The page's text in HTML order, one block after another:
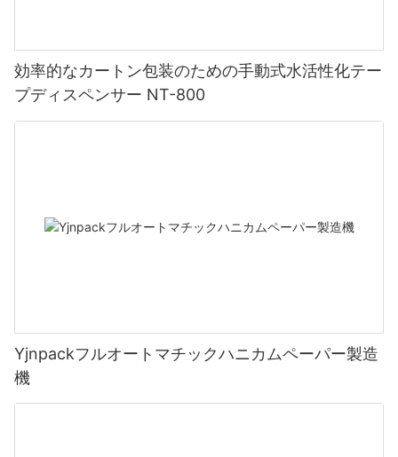
効率的なカートン包装のための手動式水活性化テー
プディスペンサー NT-800
Yjnpackフルオートマチックハニカムペーパー製造
機